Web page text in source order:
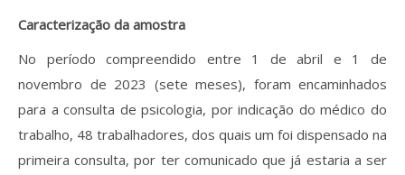
Caracterização da amostra
No período compreendido entre 1 de abril e 1 de
novembro de 2023 (sete meses), foram encaminhados
para a consulta de psicologia, por indicação do médico do
trabalho, 48 trabalhadores, dos quais um foi dispensado na
primeira consulta, por ter comunicado que já estaria a ser